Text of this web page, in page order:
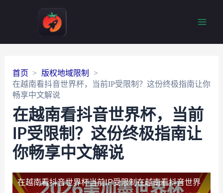
首页
版权地域限制
在越南看抖音世界杯，当前IP受限制？这份终极指南让你
畅享中文解说
在越南看抖音世界杯，当前
IP受限制？这份终极指南让
你畅享中文解说
在越南看抖音世界杯当前IP受限制在越南看抖音世界